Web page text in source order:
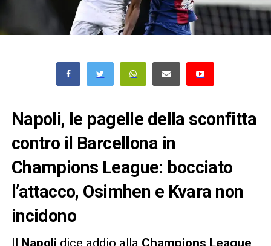
Napoli, le pagelle della sconfitta
contro il Barcellona in
Champions League: bocciato
l’attacco, Osimhen e Kvara non
incidono
Il Napoli dice addio alla Champions League